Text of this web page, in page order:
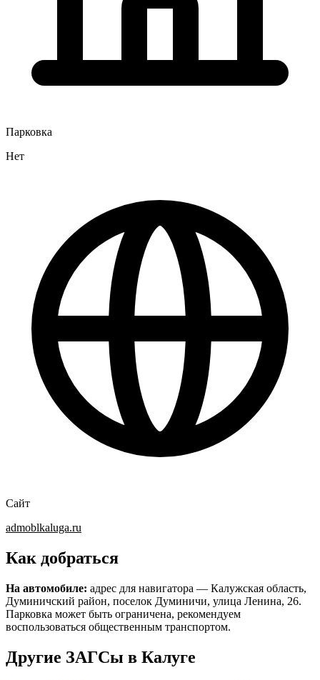
Парковка
Нет
Сайт
admoblkaluga.ru
Как добраться
На автомобиле: адрес для навигатора — Калужская область,
Думиничский район, поселок Думиничи, улица Ленина, 26.
Парковка может быть ограничена, рекомендуем
воспользоваться общественным транспортом.
Другие ЗАГСы в Калуге